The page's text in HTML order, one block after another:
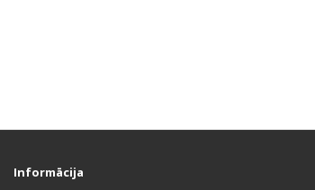
Informācija